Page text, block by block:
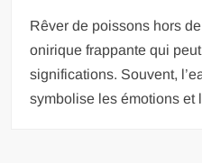
Rêver de poissons hors
onirique frappante qui
significations. Souvent,
symbolise les émotions et